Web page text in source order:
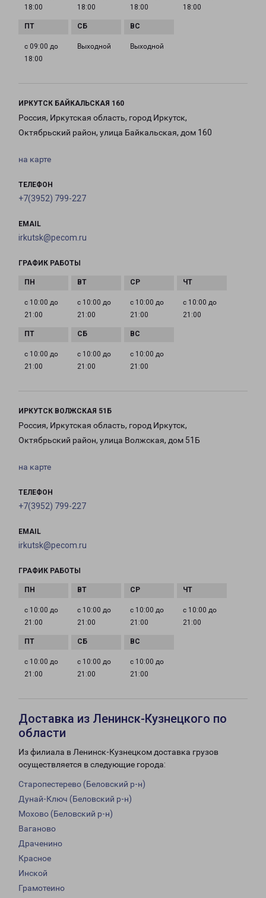
18:00
18:00
18:00
18:00
с 09:00 до
18:00
Выходной Выходной
ИРКУТСК БАЙКАЛЬСКАЯ 160
Россия, Иркутская область, город Иркутск,
Октябрьский район, улица Байкальская, дом 160
на карте
ТЕЛЕФОН
+7(3952) 799-227
EMAIL
irkutsk@pecom.ru
ГРАФИК РАБОТЫ
с 10:00 до
21:00
с 10:00 до
21:00
с 10:00 до
21:00
с 10:00 до
21:00
с 10:00 до
21:00
с 10:00 до
21:00
с 10:00 до
21:00
ИРКУТСК ВОЛЖСКАЯ 51Б
Россия, Иркутская область, город Иркутск,
Октябрьский район, улица Волжская, дом 51Б
на карте
ТЕЛЕФОН
+7(3952) 799-227
EMAIL
irkutsk@pecom.ru
ГРАФИК РАБОТЫ
с 10:00 до
21:00
с 10:00 до
21:00
с 10:00 до
21:00
с 10:00 до
21:00
с 10:00 до
21:00
с 10:00 до
21:00
с 10:00 до
21:00
Доставка из Ленинск-Кузнецкого по
области
Из филиала в Ленинск-Кузнецком доставка грузов
осуществляется в следующие города:
Старопестерево (Беловский р-н)
Дунай-Ключ (Беловский р-н)
Мохово (Беловский р-н)
Ваганово
Драченино
Красное
Инской
Грамотеино